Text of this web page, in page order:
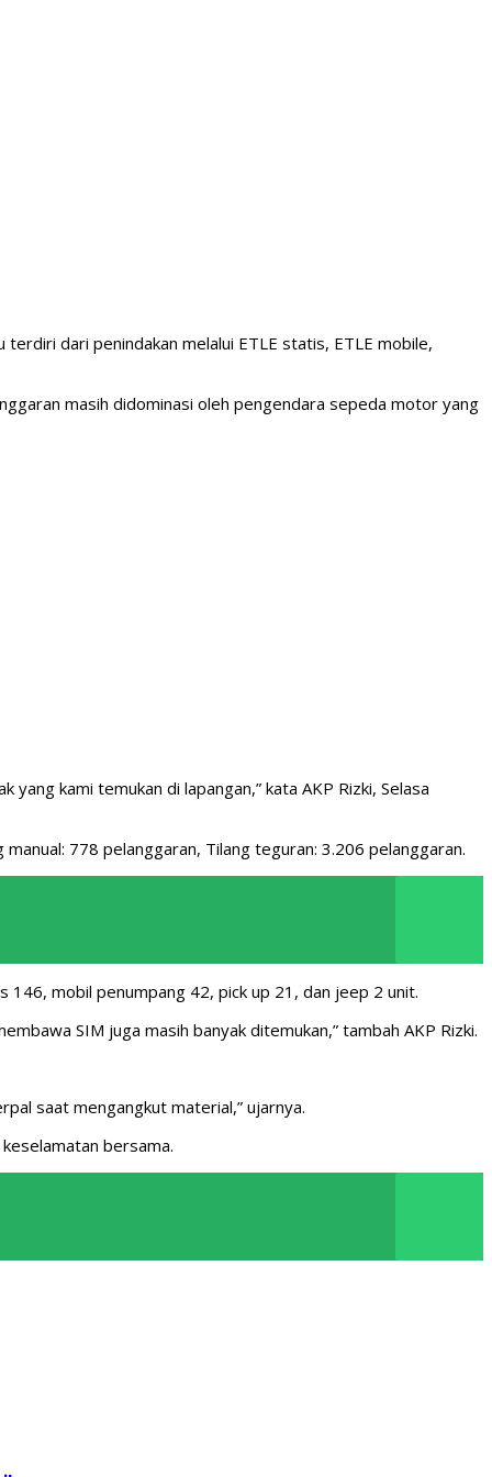
dari penindakan melalui ETLE statis, ETLE mobile,
masih didominasi oleh pengendara sepeda motor yang
kami temukan di lapangan,” kata AKP Rizki, Selasa
778 pelanggaran, Tilang teguran: 3.206 pelanggaran.
146, mobil penumpang 42, pick up 21, dan jeep 2 unit.
SIM juga masih banyak ditemukan,” tambah AKP Rizki.
saat mengangkut material,” ujarnya.
bersama.